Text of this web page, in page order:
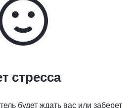
стресса
будет ждать вас или заберет